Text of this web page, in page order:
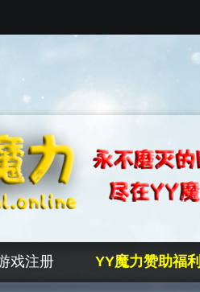
戏注册 YY魔力赞助福利